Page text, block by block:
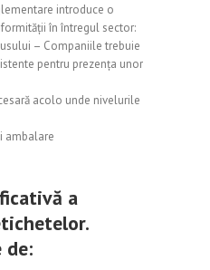
introduce o
în întregul sector:
– Companiile trebuie
pentru prezența unor
acolo unde nivelurile
ambalare
a
de: